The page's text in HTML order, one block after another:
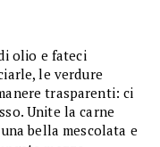
olio e fateci
le verdure
trasparenti: ci
Unite la carne
bella mescolata e